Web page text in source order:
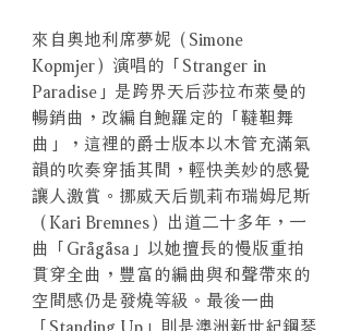
來自奧地利席夢妮（Simone
Kopmjer）演唱的「Stranger in
Paradise」是跨界天后莎拉布萊曼的
暢銷曲，改編自鮑羅定的「韃靼舞
曲」，這裡的爵士版本以木管充滿氣
韻的吹奏穿插其間，輕快美妙的感覺
讓人激賞。挪威天后凱莉布瑞姆尼斯
（Kari Bremnes）出道二十多年，一
曲「Grågåsa」以她擅長的慢版重拍
貫穿全曲，豐富的編曲與和聲帶來的
空間感仍是發燒等級。最後一曲
「Standing Up」則是澳洲新世紀鋼琴